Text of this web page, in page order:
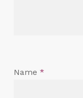
Name *